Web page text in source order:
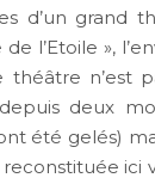
d’un grand
l’Etoile »,
n’est
deux
été gelés)
ici